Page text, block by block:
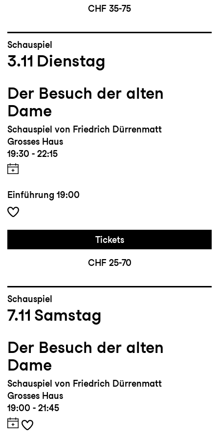
an der Hochschule der Künste Zürich
Bühnenbild und Entwurfstheorie an der
Hochschule für Gestaltung und Kunst in
Basel (HGK FHNW).
CHF 35-75
Schauspiel
3.11 Dienstag
Der Besuch der alten
Dame
Schauspiel von Friedrich Dürrenmatt
Grosses Haus
19:30 - 22:15
Einführung 19:00
Tickets
CHF 25-70
Schauspiel
7.11 Samstag
Der Besuch der alten
Dame
Schauspiel von Friedrich Dürrenmatt
Grosses Haus
19:00 - 21:45